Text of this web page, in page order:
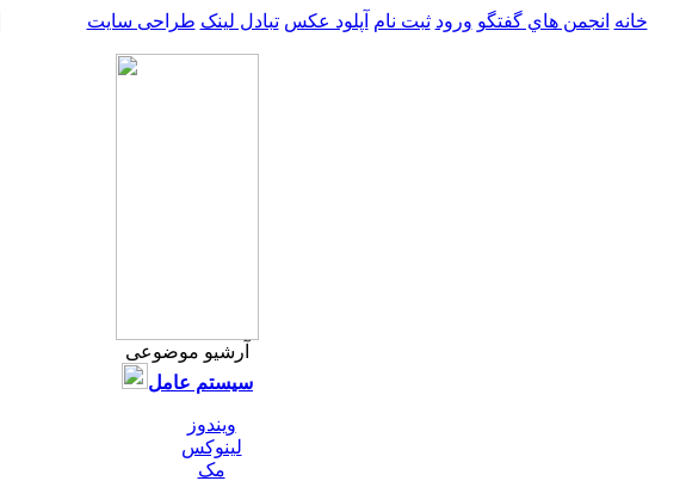
خانه انجمن هاي گفتگو ورود ثبت نام آپلود عکس تبادل لینک طراحی سایت
آرشیو موضوعی
سیستم عامل
ویندوز
لینوکس
مک